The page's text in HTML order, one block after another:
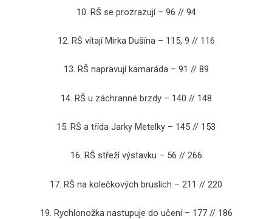
10. RŠ se prozrazují – 96 // 94
12. RŠ vítají Mirka Dušína – 115, 9 // 116
13. RŠ napravují kamaráda – 91 // 89
14. RŠ u záchranné brzdy – 140 // 148
15. RŠ a třída Jarky Metelky – 145 // 153
16. RŠ střeží výstavku – 56 // 266
17. RŠ na kolečkových bruslích – 211 // 220
19. Rychlonožka nastupuje do učení – 177 // 186